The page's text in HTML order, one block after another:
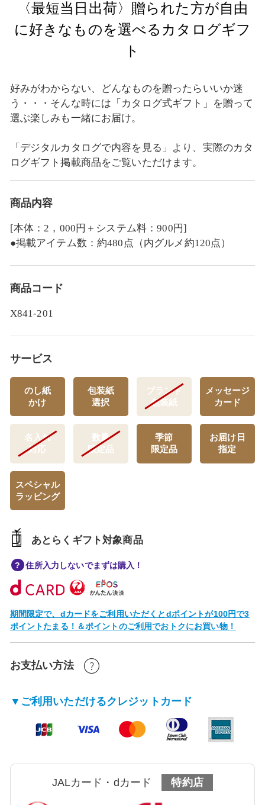
〈最短当日出荷〉贈られた方が自由
に好きなものを選べるカタログギフ
ト
好みがわからない、どんなものを贈ったらいいか迷
う・・・そんな時には「カタログ式ギフト」を贈って
選ぶ楽しみも一緒にお届け。
「デジタルカタログで内容を見る」より、実際のカタ
ログギフト掲載商品をご覧いただけます。
商品内容
[本体：2，000円＋システム料：900円]
●掲載アイテム数：約480点（内グルメ約120点）
商品コード
X841-201
サービス
のし紙
かけ
包装紙
選択
ブランド
包装紙
メッセージ
カード
名入れ
対応
数量
限定品
季節
限定品
お届け日
指定
スペシャル
ラッピング
あとらくギフト対象商品
住所入力しないでまずは購入！
期間限定で、dカードをご利用いただくとdポイントが100円で3
ポイントたまる！＆ポイントのご利用でおトクにお買い物！
お支払い方法
▼ご利用いただけるクレジットカード
JALカード・dカード 特約店